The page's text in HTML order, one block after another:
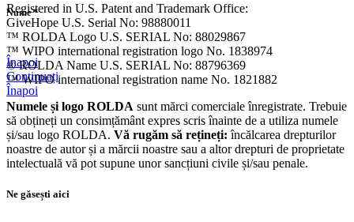
Nume*
Înapoi
Continuați
Înapoi
Registered in U.S. Patent and Trademark Office:
GiveHope U.S. Serial No: 98880011
™ ROLDA Logo U.S. SERIAL No: 88029867
™ WIPO international registration logo No. 1838974
® ROLDA Name U.S. SERIAL No: 88796369
™ WIPO international registration name No. 1821882
Numele și logo ROLDA sunt mărci comerciale înregistrate. Trebuie
să obțineți un consimțământ expres scris înainte de a utiliza numele
și/sau logo ROLDA. Vă rugăm să rețineți: încălcarea drepturilor
noastre de autor și a mărcii noastre sau a altor drepturi de proprietate
intelectuală vă pot supune unor sancțiuni civile și/sau penale.
Ne găsești aici